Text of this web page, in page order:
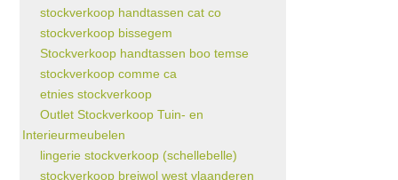
stockverkoop handtassen cat co
stockverkoop bissegem
Stockverkoop handtassen boo temse
stockverkoop comme ca
etnies stockverkoop
Outlet Stockverkoop Tuin- en
Interieurmeubelen
lingerie stockverkoop (schellebelle)
stockverkoop breiwol west vlaanderen